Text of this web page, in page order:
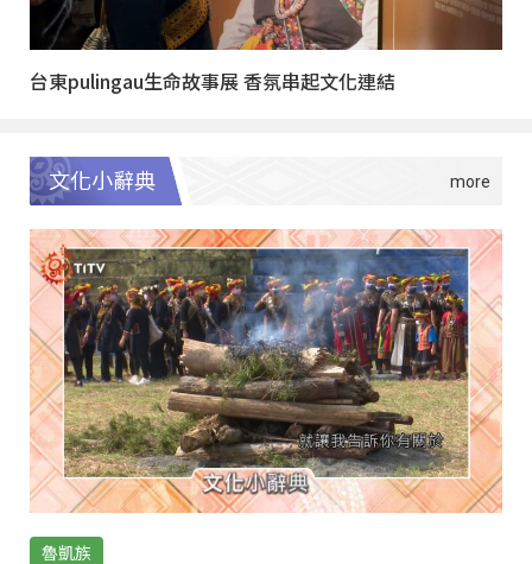
台東pulingau生命故事展 香氛串起文化連結
文化小辭典
魯凱族